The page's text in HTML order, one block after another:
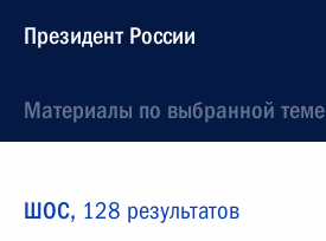
Президент России
Материалы по выбранной теме
ШОС, 128 результатов